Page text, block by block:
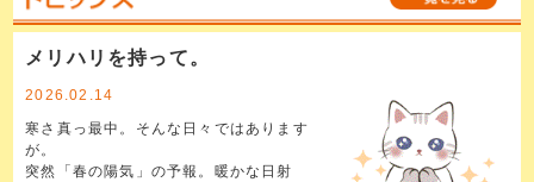
メリハリを持って。
2026.02.14
寒さ真っ最中。そんな日々ではあります
が。
突然「春の陽気」の予報。暖かな日射